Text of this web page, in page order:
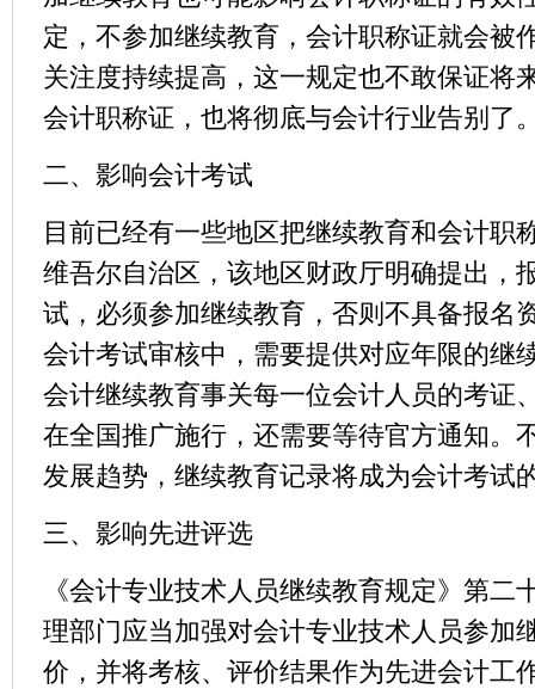
定，不参加继续教育，会计职称证就会被
关注度持续提高，这一规定也不敢保证将
会计职称证，也将彻底与会计行业告别了
二、影响会计考试
目前已经有一些地区把继续教育和会计职
维吾尔自治区，该地区财政厅明确提出，
试，必须参加继续教育，否则不具备报名
会计考试审核中，需要提供对应年限的继
会计继续教育事关每一位会计人员的考证
在全国推广施行，还需要等待官方通知。
发展趋势，继续教育记录将成为会计考试
三、影响先进评选
《会计专业技术人员继续教育规定》第二
理部门应当加强对会计专业技术人员参加
价，并将考核、评价结果作为先进会计工